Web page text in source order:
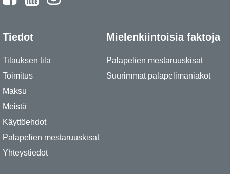
Tiedot
Tilauksen tila
Toimitus
Maksu
Meistä
Käyttöehdot
Palapelien mestaruuskisat
Yhteystiedot
Mielenkiintoisia faktoja
Palapelien mestaruuskisat
Suurimmat palapelimaniakot